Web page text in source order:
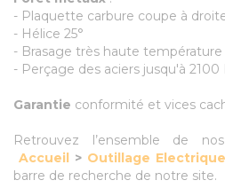
- Plaquette carbure coupe à
- Hélice 25°
- Brasage très haute température
- Perçage des aciers jusqu'à
Garantie conformité et vices
Retrouvez l’ensemble de
Accueil > Outillage Electrique
barre de recherche de notre site.